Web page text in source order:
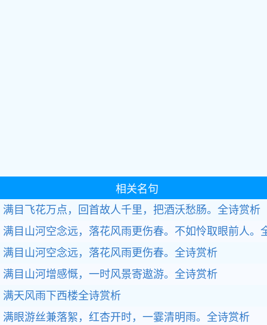
相关名句
满目飞花万点，回首故人千里，把酒沃愁肠。全诗赏析
满目山河空念远，落花风雨更伤春。不如怜取眼前人。
满目山河空念远，落花风雨更伤春。全诗赏析
满目山河增感慨，一时风景寄遨游。全诗赏析
满天风雨下西楼全诗赏析
满眼游丝兼落絮，红杏开时，一霎清明雨。全诗赏析